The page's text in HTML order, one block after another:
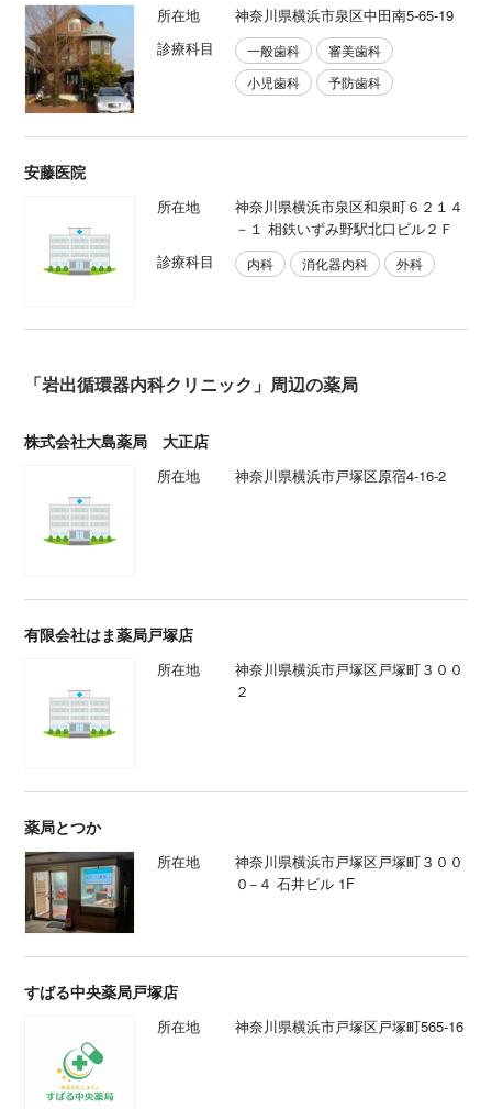
所在地
神奈川県横浜市泉区中田南5-65-19
診療科目
一般歯科
審美歯科
小児歯科
予防歯科
安藤医院
所在地
神奈川県横浜市泉区和泉町６２１４
－１ 相鉄いずみ野駅北口ビル２Ｆ
診療科目
内科 消化器内科 外科
「岩出循環器内科クリニック」周辺の薬局
株式会社大島薬局 大正店
所在地 神奈川県横浜市戸塚区原宿4-16-2
有限会社はま薬局戸塚店
所在地
神奈川県横浜市戸塚区戸塚町３００
２
薬局とつか
所在地
神奈川県横浜市戸塚区戸塚町３００
０−４ 石井ビル 1F
すばる中央薬局戸塚店
所在地 神奈川県横浜市戸塚区戸塚町565-16